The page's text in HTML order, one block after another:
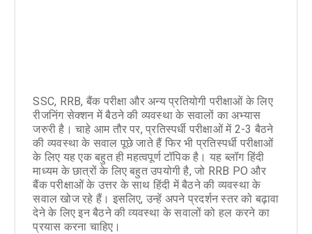
SSC, RRB, बैंक परीक्षा और अन्य प्रतियोगी परीक्षाओं के लिए
रीजनिंग सेक्शन में बैठने की व्यवस्था के सवालों का अभ्यास
जरुरी है। चाहे आम तौर पर, प्रतिस्पर्धी परीक्षाओं में 2-3 बैठने
की व्यवस्था के सवाल पूछे जाते हैं फिर भी प्रतिस्पर्धी परीक्षाओं
के लिए यह एक बहुत ही महत्वपूर्ण टॉपिक है। यह ब्लॉग हिंदी
माध्यम के छात्रों के लिए बहुत उपयोगी है, जो RRB PO और
बैंक परीक्षाओं के उत्तर के साथ हिंदी में बैठने की व्यवस्था के
सवाल खोज रहे हैं। इसलिए, उन्हें अपने प्रदर्शन स्तर को बढ़ावा
देने के लिए इन बैठने की व्यवस्था के सवालों को हल करने का
प्रयास करना चाहिए।